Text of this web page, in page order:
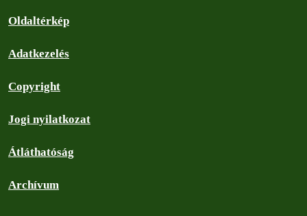
Oldaltérkép
Adatkezelés
Copyright
Jogi nyilatkozat
Átláthatóság
Archívum